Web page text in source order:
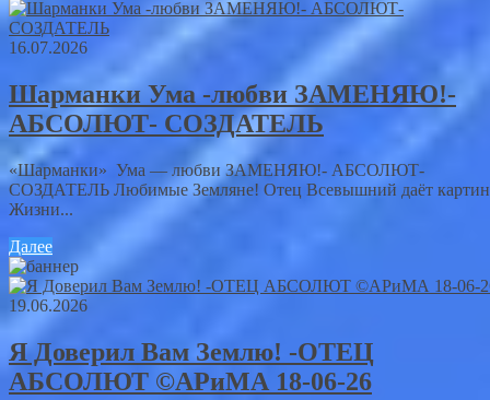
16.07.2026
Шарманки Ума -любви ЗАМЕНЯЮ!-
АБСОЛЮТ- СОЗДАТЕЛЬ
«Шарманки» Ума — любви ЗАМЕНЯЮ!- АБСОЛЮТ-
СОЗДАТЕЛЬ Любимые Земляне! Отец Всевышний даёт
Жизни...
Далее
19.06.2026
Я Доверил Вам Землю! -ОТЕЦ
АБСОЛЮТ ©АРиМА 18-06-26